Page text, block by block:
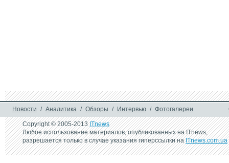
Новости / Аналитика / Обзоры / Интервью / Фотогалереи
Copyright © 2005-2013ITnews
Любое использование материалов, опубликованных на ITnews,
разрешается только в случае указания гиперссылки наITnews.com.ua